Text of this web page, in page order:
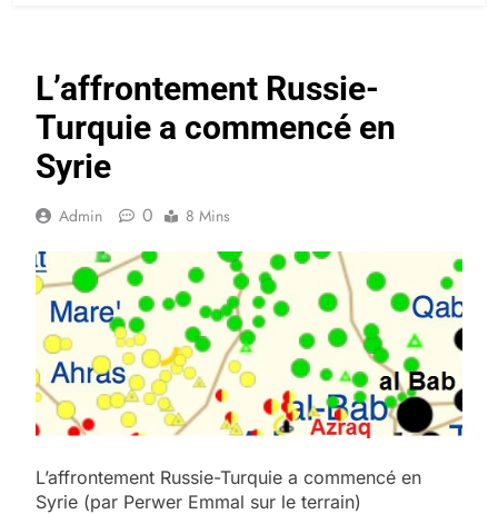
L’affrontement Russie-
Turquie a commencé en
Syrie
Admin 0 8 Mins
L’affrontement Russie-Turquie a commencé en
Syrie (par Perwer Emmal sur le terrain)